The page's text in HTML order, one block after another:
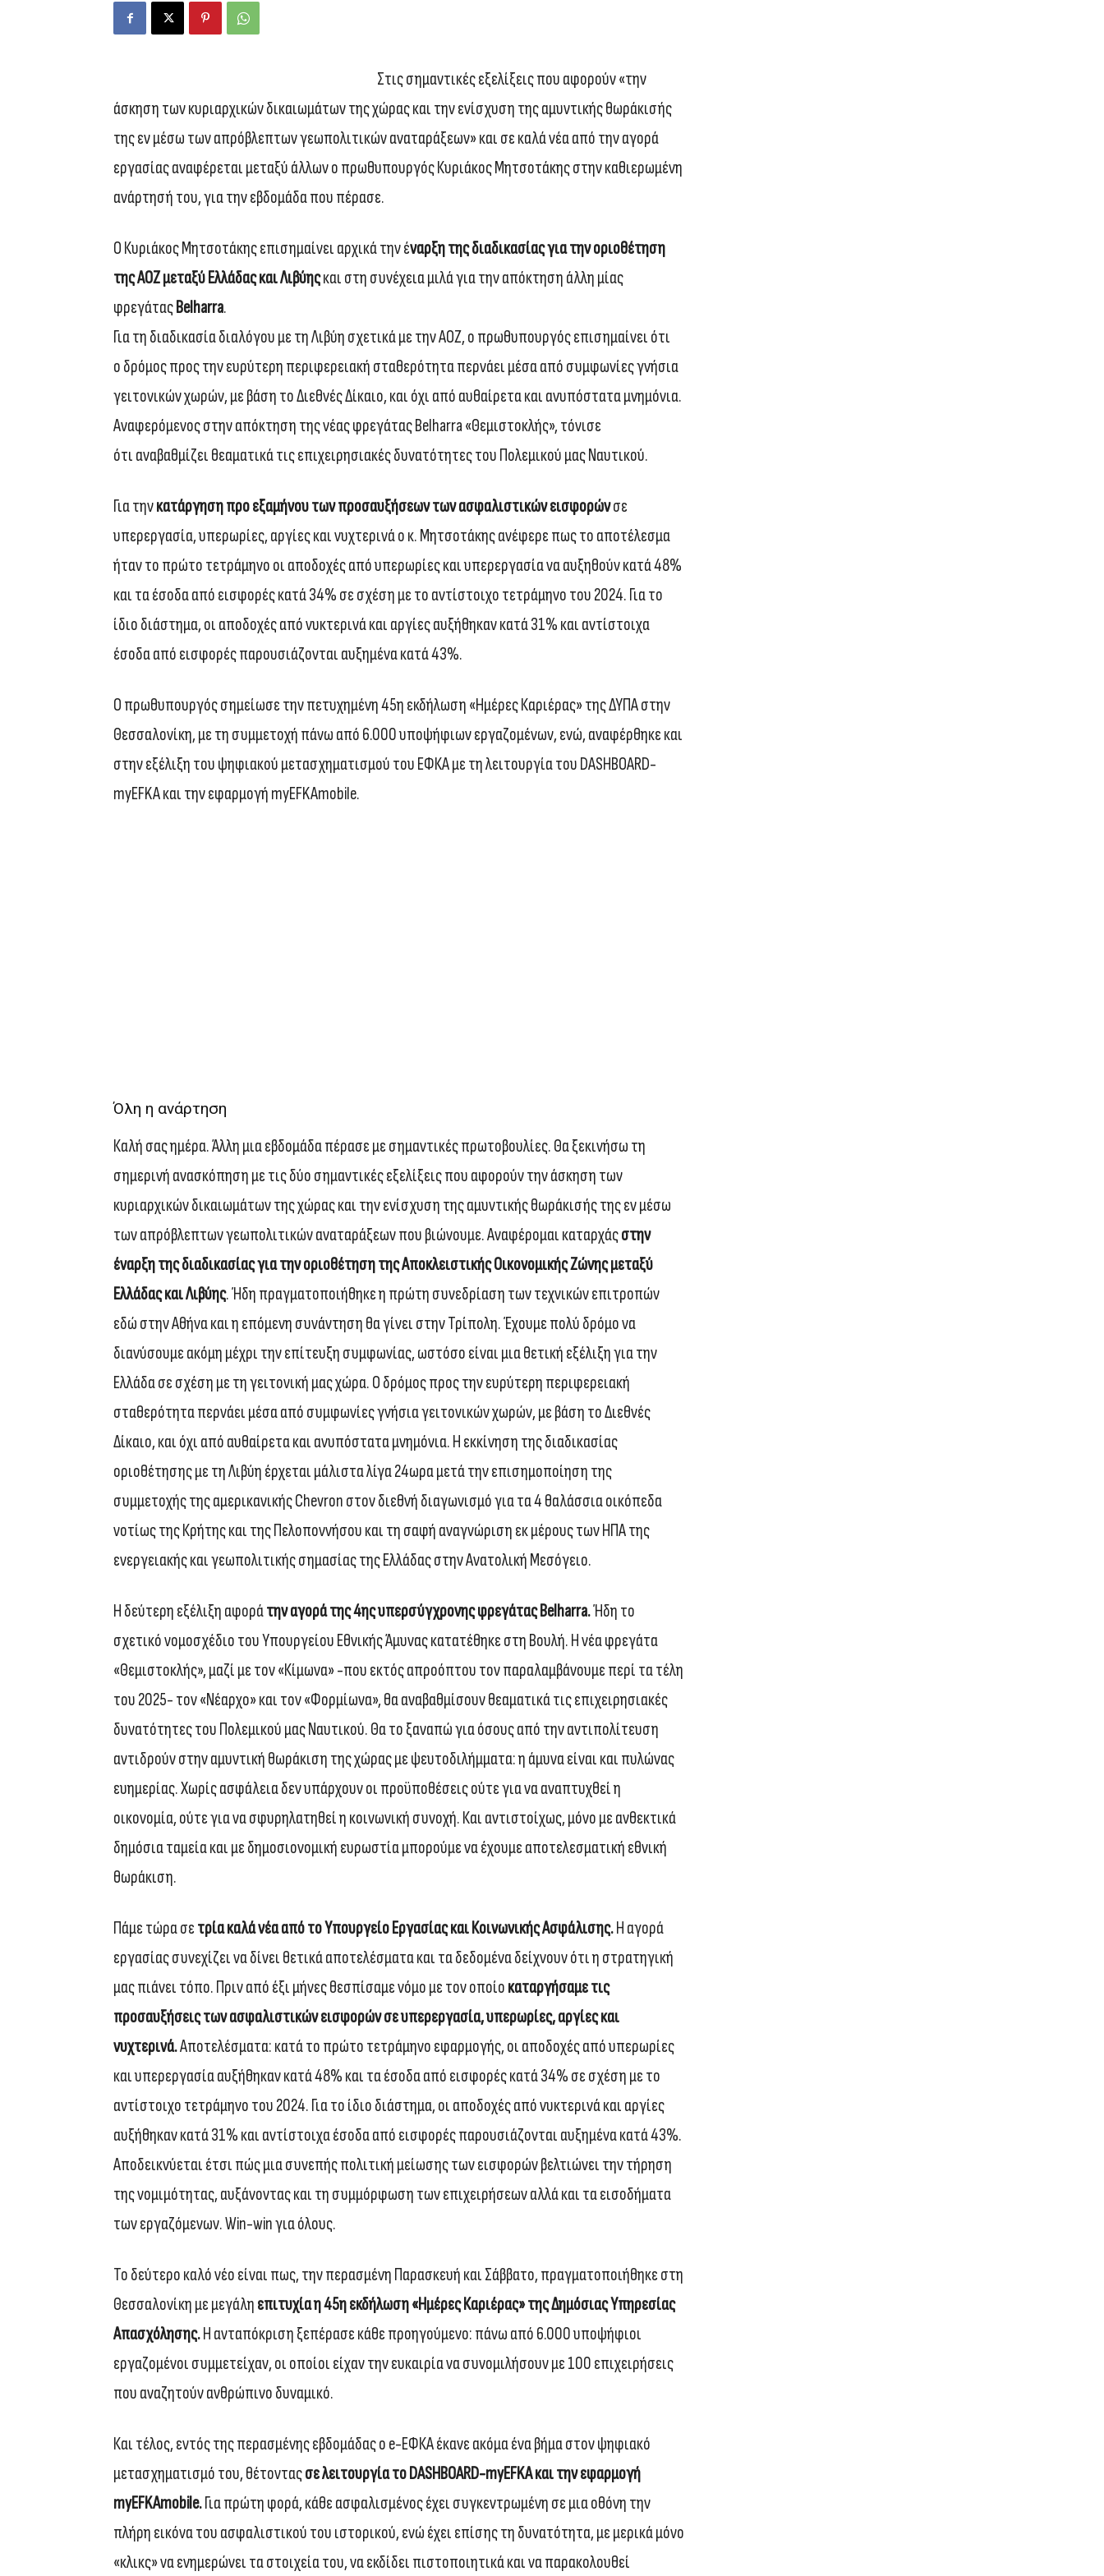
Στις σημαντικές εξελίξεις που αφορούν «την
άσκηση των κυριαρχικών δικαιωμάτων της χώρας και την ενίσχυση της αμυντικής θωράκισής
της εν μέσω των απρόβλεπτων γεωπολιτικών αναταράξεων» και σε καλά νέα από την αγορά
εργασίας αναφέρεται μεταξύ άλλων ο πρωθυπουργός Κυριάκος Μητσοτάκης στην καθιερωμένη
ανάρτησή του, για την εβδομάδα που πέρασε.
Ο Κυριάκος Μητσοτάκης επισημαίνει αρχικά την έναρξη της διαδικασίας για την οριοθέτηση
της ΑΟΖ μεταξύ Ελλάδας και Λιβύηςκαι στη συνέχεια μιλά για την απόκτηση άλλη μίας
φρεγάταςBelharra.
Για τη διαδικασία διαλόγου με τη Λιβύη σχετικά με την ΑΟΖ, ο πρωθυπουργός επισημαίνει ότι
ο δρόμος προς την ευρύτερη περιφερειακή σταθερότητα περνάει μέσα από συμφωνίες γνήσια
γειτονικών χωρών, με βάση το Διεθνές Δίκαιο, και όχι από αυθαίρετα και ανυπόστατα μνημόνια.
Αναφερόμενος στην απόκτηση της νέας φρεγάτας Belharra «Θεμιστοκλής», τόνισε
ότι αναβαθμίζει θεαματικά τις επιχειρησιακές δυνατότητες του Πολεμικού μας Ναυτικού.
Για τηνκατάργηση προ εξαμήνου των προσαυξήσεων των ασφαλιστικών εισφορώνσε
υπερεργασία, υπερωρίες, αργίες και νυχτερινά ο κ. Μητσοτάκης ανέφερε πως το αποτέλεσμα
ήταν το πρώτο τετράμηνο οι αποδοχές από υπερωρίες και υπερεργασία να αυξηθούν κατά 48%
και τα έσοδα από εισφορές κατά 34% σε σχέση με το αντίστοιχο τετράμηνο του 2024. Για το
ίδιο διάστημα, οι αποδοχές από νυκτερινά και αργίες αυξήθηκαν κατά 31% και αντίστοιχα
έσοδα από εισφορές παρουσιάζονται αυξημένα κατά 43%.
Ο πρωθυπουργός σημείωσε την πετυχημένη 45η εκδήλωση «Ημέρες Καριέρας» της ΔΥΠΑ στην
Θεσσαλονίκη, με τη συμμετοχή πάνω από 6.000 υποψήφιων εργαζομένων, ενώ, αναφέρθηκε και
στην εξέλιξη του ψηφιακού μετασχηματισμού του ΕΦΚΑ με τη λειτουργία του DASHBOARD-
myEFKA και την εφαρμογή myEFKAmobile.
Όλη η ανάρτηση
Καλή σας ημέρα. Άλλη μια εβδομάδα πέρασε με σημαντικές πρωτοβουλίες. Θα ξεκινήσω τη
σημερινή ανασκόπηση με τις δύο σημαντικές εξελίξεις που αφορούν την άσκηση των
κυριαρχικών δικαιωμάτων της χώρας και την ενίσχυση της αμυντικής θωράκισής της εν μέσω
των απρόβλεπτων γεωπολιτικών αναταράξεων που βιώνουμε. Αναφέρομαι καταρχάςστην
έναρξη της διαδικασίας για την οριοθέτηση της Αποκλειστικής Οικονομικής Ζώνης μεταξύ
Ελλάδας και Λιβύης. Ήδη πραγματοποιήθηκε η πρώτη συνεδρίαση των τεχνικών επιτροπών
εδώ στην Αθήνα και η επόμενη συνάντηση θα γίνει στην Τρίπολη. Έχουμε πολύ δρόμο να
διανύσουμε ακόμη μέχρι την επίτευξη συμφωνίας, ωστόσο είναι μια θετική εξέλιξη για την
Ελλάδα σε σχέση με τη γειτονική μας χώρα. Ο δρόμος προς την ευρύτερη περιφερειακή
σταθερότητα περνάει μέσα από συμφωνίες γνήσια γειτονικών χωρών, με βάση το Διεθνές
Δίκαιο, και όχι από αυθαίρετα και ανυπόστατα μνημόνια. Η εκκίνηση της διαδικασίας
οριοθέτησης με τη Λιβύη έρχεται μάλιστα λίγα 24ωρα μετά την επισημοποίηση της
συμμετοχής της αμερικανικής Chevron στον διεθνή διαγωνισμό για τα 4 θαλάσσια οικόπεδα
νοτίως της Κρήτης και της Πελοποννήσου και τη σαφή αναγνώριση εκ μέρους των ΗΠΑ της
ενεργειακής και γεωπολιτικής σημασίας της Ελλάδας στην Ανατολική Μεσόγειο.
Η δεύτερη εξέλιξη αφοράτην αγορά της 4ης υπερσύγχρονης φρεγάτας Belharra.Ήδη το
σχετικό νομοσχέδιο του Υπουργείου Εθνικής Άμυνας κατατέθηκε στη Βουλή. Η νέα φρεγάτα
«Θεμιστοκλής», μαζί με τον «Κίμωνα» -που εκτός απροόπτου τον παραλαμβάνουμε περί τα τέλη
του 2025- τον «Νέαρχο» και τον «Φορμίωνα», θα αναβαθμίσουν θεαματικά τις επιχειρησιακές
δυνατότητες του Πολεμικού μας Ναυτικού. Θα το ξαναπώ για όσους από την αντιπολίτευση
αντιδρούν στην αμυντική θωράκιση της χώρας με ψευτοδιλήμματα: η άμυνα είναι και πυλώνας
ευημερίας. Χωρίς ασφάλεια δεν υπάρχουν οι προϋποθέσεις ούτε για να αναπτυχθεί η
οικονομία, ούτε για να σφυρηλατηθεί η κοινωνική συνοχή. Και αντιστοίχως, μόνο με ανθεκτικά
δημόσια ταμεία και με δημοσιονομική ευρωστία μπορούμε να έχουμε αποτελεσματική εθνική
θωράκιση.
Πάμε τώρα σε τρία καλά νέα από το Υπουργείο Εργασίας και Κοινωνικής Ασφάλισης.Η αγορά
εργασίας συνεχίζει να δίνει θετικά αποτελέσματα και τα δεδομένα δείχνουν ότι η στρατηγική
μας πιάνει τόπο. Πριν από έξι μήνες θεσπίσαμε νόμο με τον οποίο καταργήσαμε τις
προσαυξήσεις των ασφαλιστικών εισφορών σε υπερεργασία, υπερωρίες, αργίες και
νυχτερινά.Αποτελέσματα: κατά το πρώτο τετράμηνο εφαρμογής, οι αποδοχές από υπερωρίες
και υπερεργασία αυξήθηκαν κατά 48% και τα έσοδα από εισφορές κατά 34% σε σχέση με το
αντίστοιχο τετράμηνο του 2024. Για το ίδιο διάστημα, οι αποδοχές από νυκτερινά και αργίες
αυξήθηκαν κατά 31% και αντίστοιχα έσοδα από εισφορές παρουσιάζονται αυξημένα κατά 43%.
Αποδεικνύεται έτσι πώς μια συνεπής πολιτική μείωσης των εισφορών βελτιώνει την τήρηση
της νομιμότητας, αυξάνοντας και τη συμμόρφωση των επιχειρήσεων αλλά και τα εισοδήματα
των εργαζόμενων. Win-win για όλους.
Το δεύτερο καλό νέο είναι πως, την περασμένη Παρασκευή και Σάββατο, πραγματοποιήθηκε στη
Θεσσαλονίκη με μεγάλη επιτυχία η 45η εκδήλωση «Ημέρες Καριέρας» της Δημόσιας Υπηρεσίας
Απασχόλησης.Η ανταπόκριση ξεπέρασε κάθε προηγούμενο: πάνω από 6.000 υποψήφιοι
εργαζομένοι συμμετείχαν, οι οποίοι είχαν την ευκαιρία να συνομιλήσουν με 100 επιχειρήσεις
που αναζητούν ανθρώπινο δυναμικό.
Και τέλος, εντός της περασμένης εβδομάδας ο e-ΕΦΚΑ έκανε ακόμα ένα βήμα στον ψηφιακό
μετασχηματισμό του, θέτονταςσε λειτουργία το DASHBOARD-myEFKA και την εφαρμογή
myEFKAmobile.Για πρώτη φορά, κάθε ασφαλισμένος έχει συγκεντρωμένη σε μια οθόνη την
πλήρη εικόνα του ασφαλιστικού του ιστορικού, ενώ έχει επίσης τη δυνατότητα, με μερικά μόνο
«κλικς» να ενημερώνει τα στοιχεία του, να εκδίδει πιστοποιητικά και να παρακολουθεί